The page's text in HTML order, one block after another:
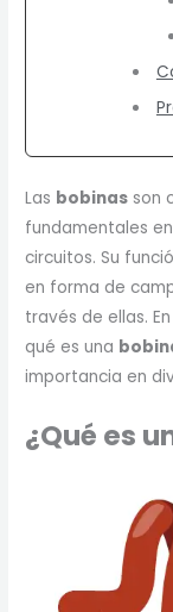
Las bobinas son
fundamentales
circuitos. Su
en forma de
través de ellas.
qué es una
importancia en
¿Qué es